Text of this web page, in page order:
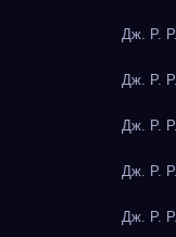
Дж. Р.
Дж. Р.
Дж. Р.
Дж. Р.
Дж. Р.